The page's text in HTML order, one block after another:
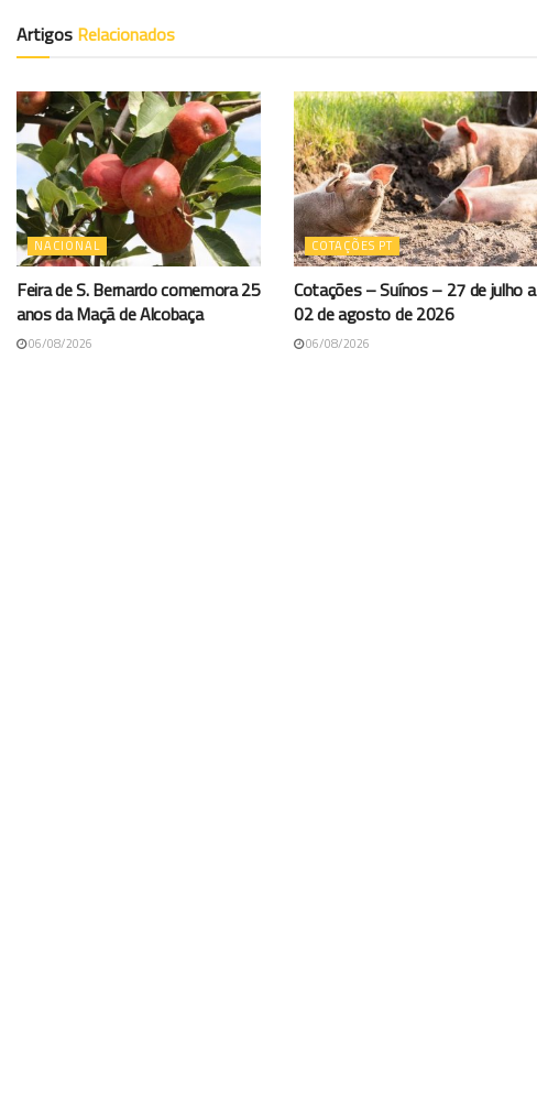
Artigos Relacionados
NACIONAL
Feira de S. Bernardo comemora 25
anos da Maçã de Alcobaça
06/08/2026
COTAÇÕES PT
Cotações – Suínos – 27 de julho a
02 de agosto de 2026
06/08/2026